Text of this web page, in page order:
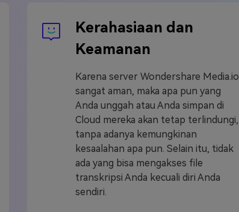
Kerahasiaan dan
Keamanan
Karena server Wondershare Media.io
sangat aman, maka apa pun yang
Anda unggah atau Anda simpan di
Cloud mereka akan tetap terlindungi,
tanpa adanya kemungkinan
kesaalahan apa pun. Selain itu, tidak
ada yang bisa mengakses file
transkripsi Anda kecuali diri Anda
sendiri.